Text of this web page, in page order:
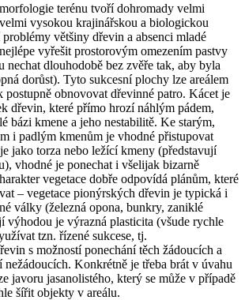
terénu tvoří dohromady velmi
vysokou krajinářskou a biologickou
většiny dřevin a absenci mladé
vyřešit prostorovým omezením pastvy
nechat dlouhodobě bez zvěře tak, aby byla
dorůst). Tyto sukcesní plochy lze areálem
postupně obnovovat dřevinné patro. Kácet je
dřevin, které přímo hrozí náhlým pádem,
bázi kmene a jeho nestabilitě. Ke starým,
i padlým kmenům je vhodné přistupovat
jako torza nebo ležící kmeny (představují
vhodné je ponechat i všelijak bizarně
vegetace dobře odpovídá plánům, které
– vegetace pionýrských dřevin je typická i
války (železná opona, bunkry, zaniklé
výhodou je výrazná plasticita (všude rychle
tzn. řízené sukcese, tj.
s možností ponechání těch žádoucích a
nežádoucích. Konkrétně je třeba brát v úvahu
javoru jasanolistého, který se může v případě
šířit objekty v areálu.